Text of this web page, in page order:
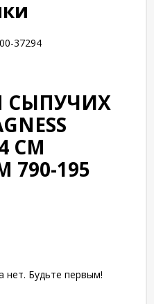
00-37294
СЫПУЧИХ
СМ
790-195
нет. Будьте первым!